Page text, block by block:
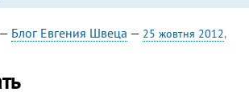
— Блог Евгения Швеца — 25 жовтня 2012,